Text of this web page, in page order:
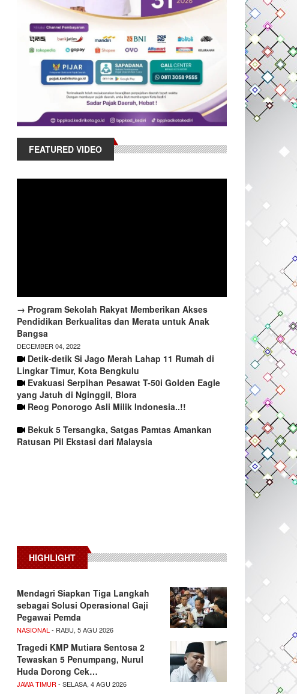
FEATURED VIDEO
→ Program Sekolah Rakyat Memberikan Akses
Pendidikan Berkualitas dan Merata untuk Anak
Bangsa
DECEMBER 04, 2022
Detik-detik Si Jago Merah Lahap 11 Rumah di
Lingkar Timur, Kota Bengkulu
Evakuasi Serpihan Pesawat T-50i Golden Eagle
yang Jatuh di Nginggil, Blora
Reog Ponorogo Asli Milik Indonesia..!!
Bekuk 5 Tersangka, Satgas Pamtas Amankan
Ratusan Pil Ekstasi dari Malaysia
HIGHLIGHT
Mendagri Siapkan Tiga Langkah
sebagai Solusi Operasional Gaji
Pegawai Pemda
NASIONAL - RABU, 5 AGU 2026
Tragedi KMP Mutiara Sentosa 2
Tewaskan 5 Penumpang, Nurul
Huda Dorong Cek…
JAWA TIMUR - SELASA, 4 AGU 2026